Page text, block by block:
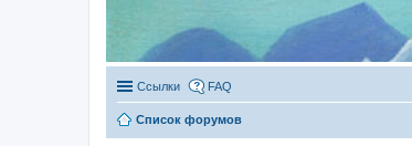
Ссылки FAQ
Список форумов